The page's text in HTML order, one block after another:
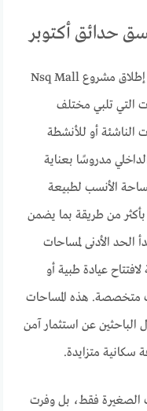
حدائق أكتوبر
حرصت شركة نسق للتطوير العقاري عند إطلاق مشروع Nsq Mall
التي تلبي مختلف
الناشئة أو للأنشطة
مدروسًا بعناية
الأنسب لطبيعة
من طريقة بما يضمن
الحد الأدنى لمساحات
عيادة طبية أو
متخصصة. هذه المساحات
الباحثين عن استثمار آمن
سكانية متزايدة.
الصغيرة فقط، بل وفرت